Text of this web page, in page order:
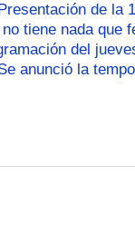
de la
tiene nada que
del
anunció la